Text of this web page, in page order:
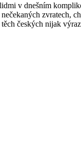
v dnešním
zvratech,
českých nijak